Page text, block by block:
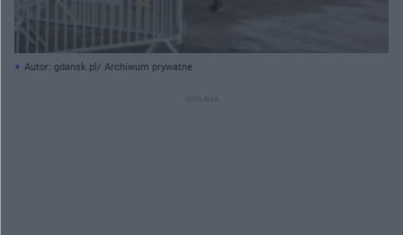
Autor: gdansk.pl/ Archiwum prywatne